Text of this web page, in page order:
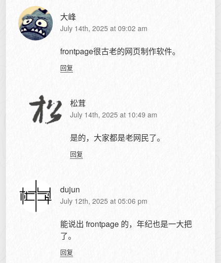
大峰
July 14th, 2025 at 09:02 am
frontpage很古老的网页制作软件。
回复
松茸
July 14th, 2025 at 10:49 am
是的，大家都是老网民了。
回复
dujun
July 12th, 2025 at 05:06 pm
能说出 frontpage 的，年纪也是一大把
了。
回复